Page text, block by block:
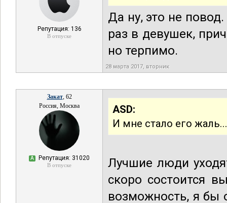
Репутация: 136
В отпуске
Да ну, это не
раз в девушек,
но терпимо.
28 марта 2017, вторник
Закат, 62
Россия, Москва
А Репутация: 31020
В отпуске
ASD:
И мне стало его жаль...
Лучшие люди
скоро состоится
возможность, я бы